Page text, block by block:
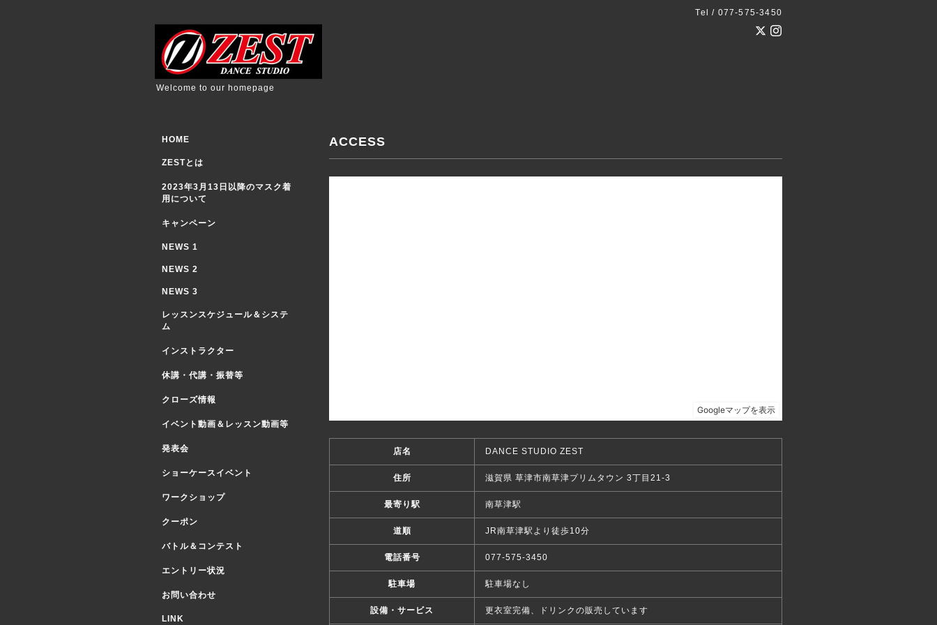
Tel / 077-575-3450
Welcome to our homepage
ACCESS
店名 DANCE STUDIO ZEST
住所 滋賀県 草津市南草津プリムタウン 3丁目21-3
最寄り駅 南草津駅
道順 JR南草津駅より徒歩10分
電話番号 077-575-3450
駐車場 駐車場なし
設備・サービス 更衣室完備、ドリンクの販売しています
HOME
ZESTとは
2023年3月13日以降のマスク着
用について
キャンペーン
NEWS 1
NEWS 2
NEWS 3
レッスンスケジュール＆システ
ム
インストラクター
休講・代講・振替等
クローズ情報
イベント動画＆レッスン動画等
発表会
ショーケースイベント
ワークショップ
クーポン
バトル＆コンテスト
エントリー状況
お問い合わせ
LINK